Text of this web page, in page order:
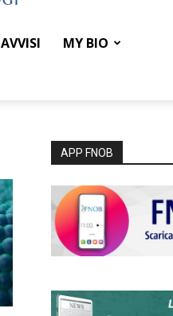
AVVISI MY BIO
APP FNOB